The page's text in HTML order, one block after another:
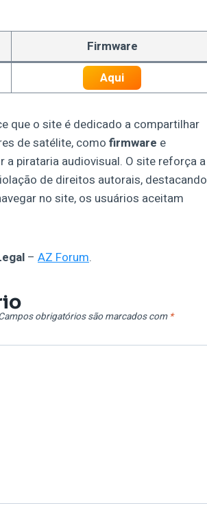
c
Firmware
Aqui
que o site é dedicado a compartilhar
de satélite, como firmware e
a pirataria audiovisual. O site reforça a
de direitos autorais, destacando
no site, os usuários aceitam
– AZ Forum.
obrigatórios são marcados com *